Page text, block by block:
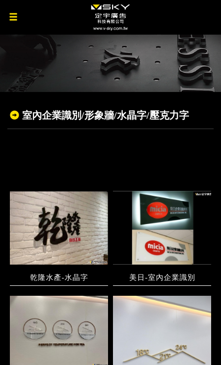
室內企業識別/形象牆/水晶字/壓克力字
乾隆水產-水晶字 美日-室內企業識別